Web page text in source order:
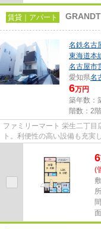
賃貸｜アパート
名鉄名古
東海道本
名古屋市
愛知県名
6万円
築年数：
階数：2
ファミリーマート 栄生二丁
ト。利便性の高い設備も充実
6
(